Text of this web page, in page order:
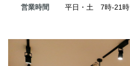
営業時間 平日・土 7時-21時